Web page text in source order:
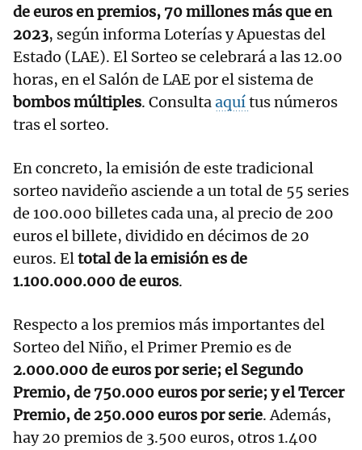
de euros en premios, 70 millones más que en
2023, según informa Loterías y Apuestas del
Estado (LAE). El Sorteo se celebrará a las 12.00
horas, en el Salón de LAE por el sistema de
bombos múltiples. Consultaaquítus números
tras el sorteo.
En concreto, la emisión de este tradicional
sorteo navideño asciende a un total de 55 series
de 100.000 billetes cada una, al precio de 200
euros el billete, dividido en décimos de 20
euros. Eltotal de la emisión es de
1.100.000.000 de euros.
Respecto a los premios más importantes del
Sorteo del Niño, el Primer Premio es de
2.000.000 de euros por serie; el Segundo
Premio, de 750.000 euros por serie; y el Tercer
Premio, de 250.000 euros por serie. Además,
hay 20 premios de 3.500 euros, otros 1.400